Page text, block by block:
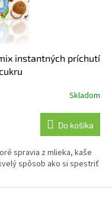
instantných príchutí
Skladom
Do košíka
spravia z mlieka, kaše
spôsob ako si spestriť